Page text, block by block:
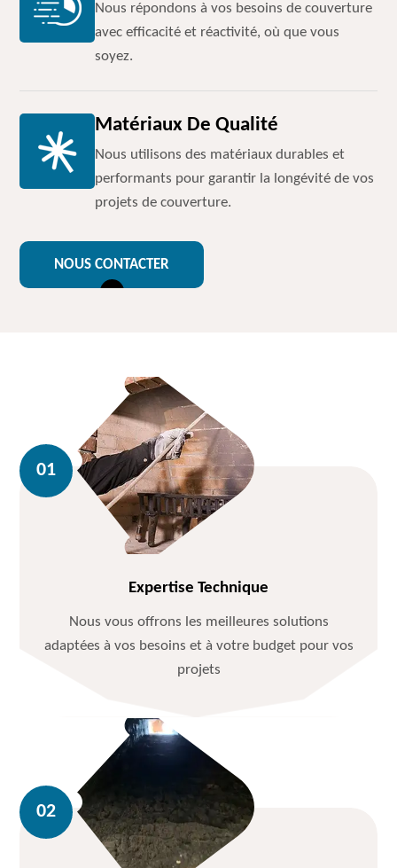
Nous répondons à vos besoins de couverture
avec efficacité et réactivité, où que vous
soyez.
Matériaux De Qualité
Nous utilisons des matériaux durables et
performants pour garantir la longévité de vos
projets de couverture.
NOUS CONTACTER
Expertise Technique
Nous vous offrons les meilleures solutions
adaptées à vos besoins et à votre budget pour vos
projets